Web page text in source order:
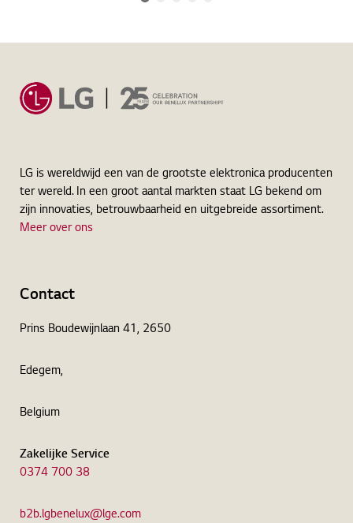
LG is wereldwijd een van de grootste elektronica producenten
ter wereld. In een groot aantal markten staat LG bekend om
zijn innovaties, betrouwbaarheid en uitgebreide assortiment.
Meer over ons
Contact
Prins Boudewijnlaan 41, 2650
Edegem,
Belgium
Zakelijke Service
0374 700 38
b2b.lgbenelux@lge.com